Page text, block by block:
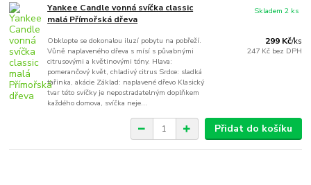
Yankee Candle vonná svíčka classic
malá Přímořská dřeva
Obklopte se dokonalou iluzí pobytu na pobřeží.
Vůně naplaveného dřeva s mísí s půvabnými
citrusovými a květinovými tóny. Hlava:
pomerančový květ, chladivý citrus Srdce: sladká
tařinka, akácie Základ: naplavené dřevo Klasický
tvar této svíčky je nepostradatelným doplňkem
každého domova, svíčka neje...
299 Kč/ks
247 Kč bez DPH
Skladem 2 ks
Přidat do košíku